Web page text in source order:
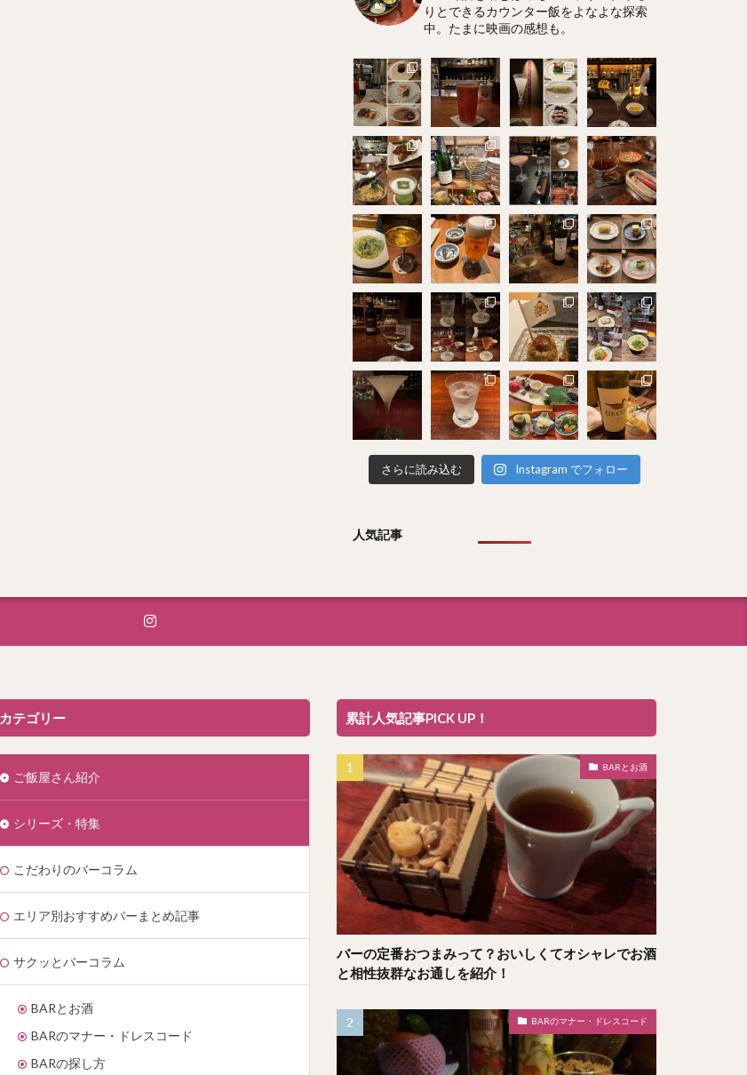
りとできるカウンター飯をよなよな探索
中。たまに映画の感想も。
さらに読み込む Instagram でフォロー
人気記事
カテゴリー
ご飯屋さん紹介
シリーズ・特集
こだわりのバーコラム
エリア別おすすめバーまとめ記事
サクッとバーコラム
BARとお酒
BARのマナー・ドレスコード
BARの探し方
累計人気記事PICK UP！
BARとお酒
バーの定番おつまみって？おいしくてオシャレでお酒
と相性抜群なお通しを紹介！
BARのマナー・ドレスコード